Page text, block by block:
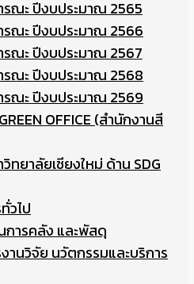
ณะ ปีงบประมาณ 2565
รณะ ปีงบประมาณ 2566
ณะ ปีงบประมาณ 2567
รณะ ปีงบประมาณ 2568
รณะ ปีงบประมาณ 2569
OFFICE (สำนักงานสี
ทยาลัยเชียงใหม่ ด้าน SDG
วไป
การคลัง และพัสดุ
านวิจัย นวัตกรรมและบริการ